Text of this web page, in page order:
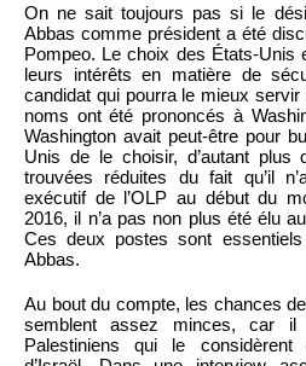
On ne sait toujours pas si le
Abbas comme président a été
Pompeo. Le choix des États-Unis
leurs intérêts en matière de
candidat qui pourra le mieux
noms ont été prononcés à
Washington avait peut-être pour
Unis de le choisir, d’autant
trouvées réduites du fait qu’il
exécutif de l’OLP au début du
2016, il n’a pas non plus été élu
Ces deux postes sont
Abbas.
Au bout du compte, les chances
semblent assez minces, car
Palestiniens qui le considèrent